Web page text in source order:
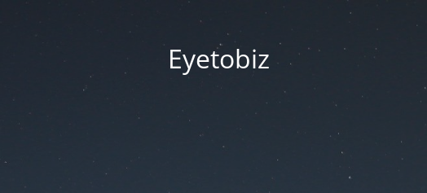
Eyetobiz